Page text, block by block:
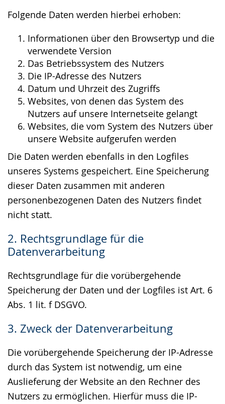
Folgende Daten werden hierbei erhoben:
Informationen über den Browsertyp und die
verwendete Version
Das Betriebssystem des Nutzers
Die IP-Adresse des Nutzers
Datum und Uhrzeit des Zugriffs
Websites, von denen das System des
Nutzers auf unsere Internetseite gelangt
Websites, die vom System des Nutzers über
unsere Website aufgerufen werden
Die Daten werden ebenfalls in den Logfiles
unseres Systems gespeichert. Eine Speicherung
dieser Daten zusammen mit anderen
personenbezogenen Daten des Nutzers findet
nicht statt.
2. Rechtsgrundlage für die
Datenverarbeitung
Rechtsgrundlage für die vorübergehende
Speicherung der Daten und der Logfiles ist Art. 6
Abs. 1 lit. f DSGVO.
3. Zweck der Datenverarbeitung
Die vorübergehende Speicherung der IP-Adresse
durch das System ist notwendig, um eine
Auslieferung der Website an den Rechner des
Nutzers zu ermöglichen. Hierfür muss die IP-